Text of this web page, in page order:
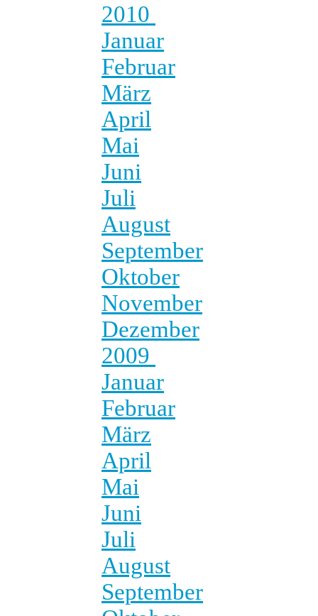
2010
Januar
Februar
März
April
Mai
Juni
Juli
August
September
Oktober
November
Dezember
2009
Januar
Februar
März
April
Mai
Juni
Juli
August
September